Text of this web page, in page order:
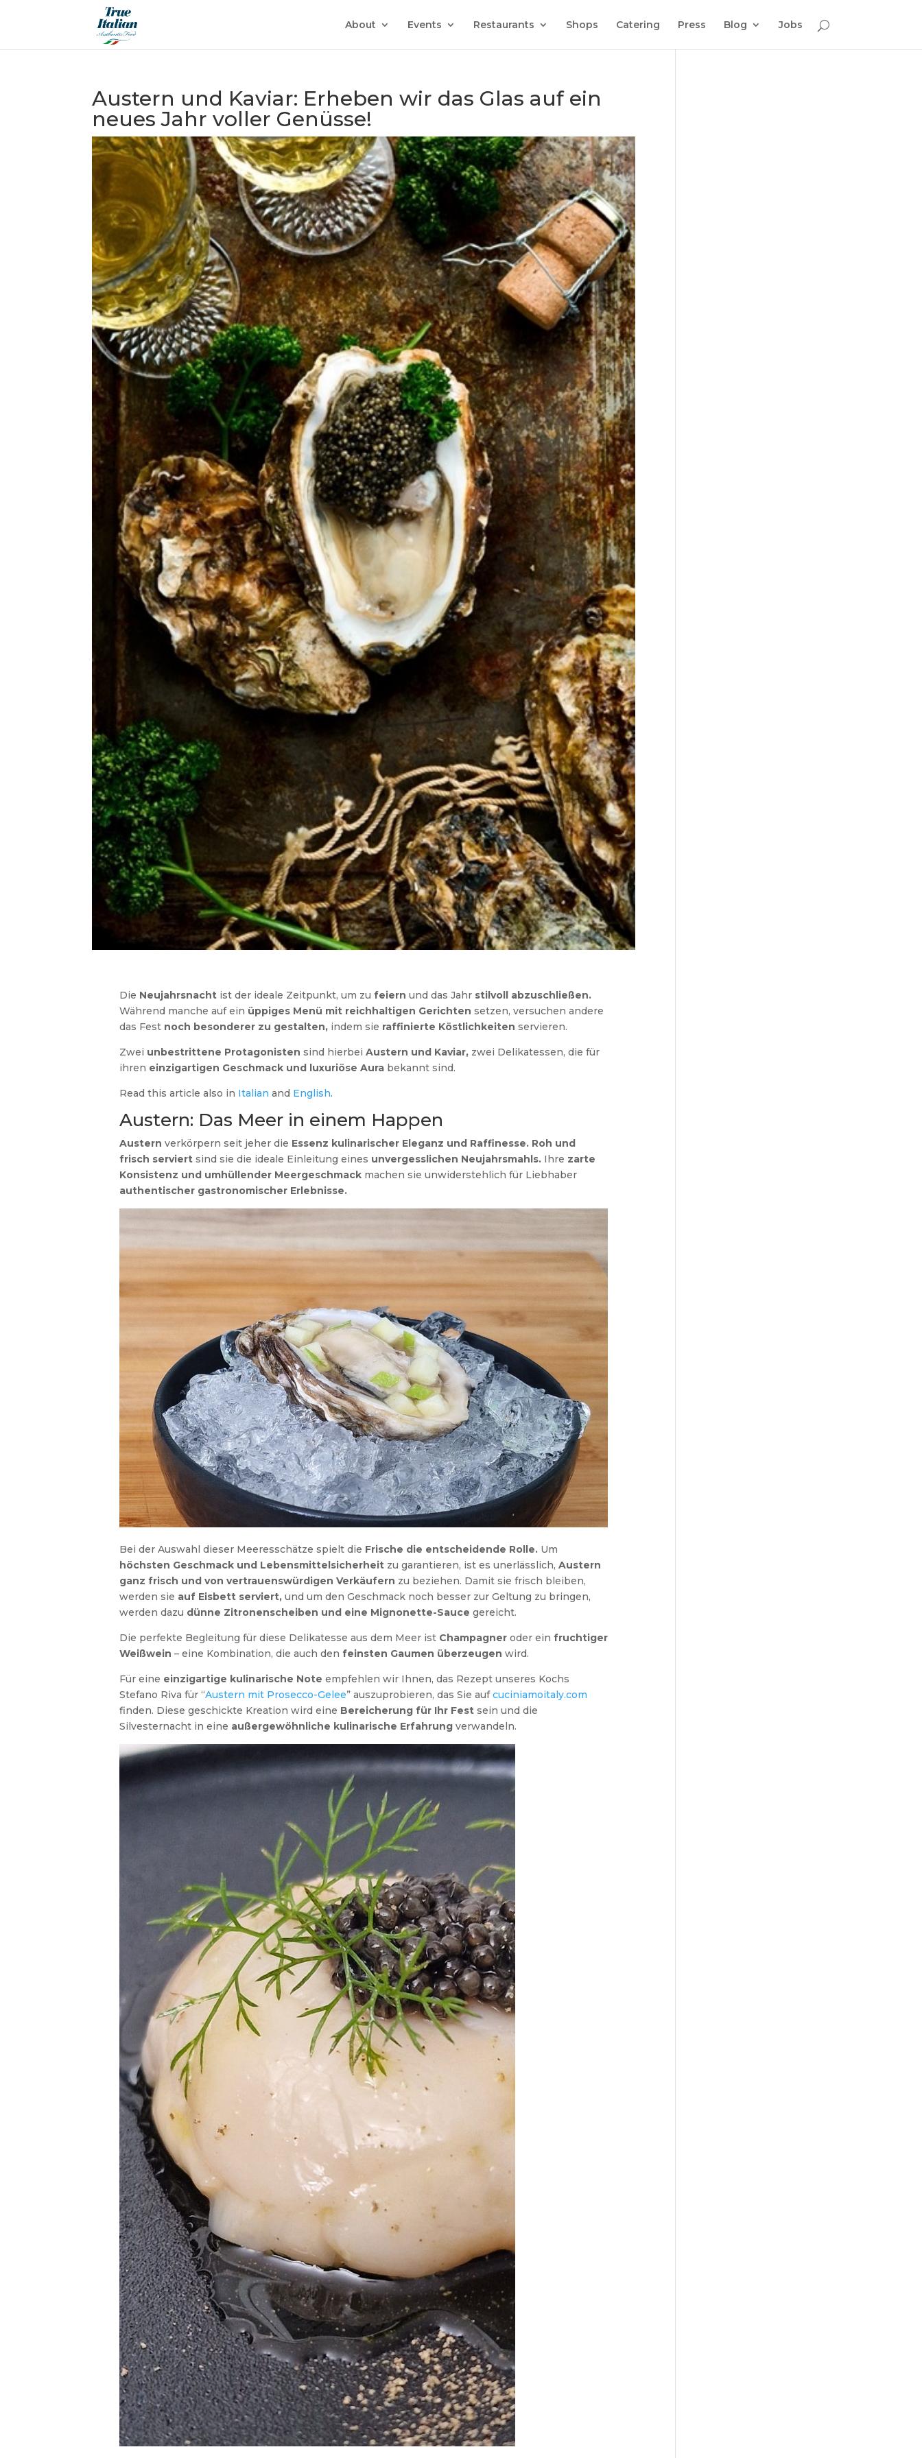
About Events Restaurants Shops Catering Press Blog Jobs
Austern und Kaviar: Erheben wir das Glas auf ein
neues Jahr voller Genüsse!
Die Neujahrsnachtist der ideale Zeitpunkt, um zu feiern und das Jahr stilvoll abzuschließen.
Während manche auf ein üppiges Menü mit reichhaltigen Gerichten setzen, versuchen andere
das Festnoch besonderer zu gestalten,indem sie raffinierte Köstlichkeiten servieren.
Zwei unbestrittene Protagonisten sind hierbei Austern und Kaviar,zwei Delikatessen, die für
ihren einzigartigen Geschmack und luxuriöse Aurabekannt sind.
Read this article also in Italian and English.
Austern: Das Meer in einem Happen
Austern verkörpern seit jeher die Essenz kulinarischer Eleganz und Raffinesse. Roh und
frisch serviertsind sie die ideale Einleitung eines unvergesslichen Neujahrsmahls.Ihre zarte
Konsistenz und umhüllender Meergeschmackmachen sie unwiderstehlich für Liebhaber
authentischer gastronomischer Erlebnisse.
Bei der Auswahl dieser Meeresschätze spielt die Frische die entscheidende Rolle.Um
höchsten Geschmack und Lebensmittelsicherheitzu garantieren, ist es unerlässlich, Austern
ganz frisch und von vertrauenswürdigen Verkäufern zu beziehen. Damit sie frisch bleiben,
werden sie auf Eisbett serviert,und um den Geschmack noch besser zur Geltung zu bringen,
werden dazu dünne Zitronenscheiben und eine Mignonette-Sauce gereicht.
Die perfekte Begleitung für diese Delikatesse aus dem Meer ist Champagneroder ein fruchtiger
Weißwein – eine Kombination, die auch den feinsten Gaumen überzeugen wird.
Für eine einzigartige kulinarische Note empfehlen wir Ihnen, das Rezept unseres Kochs
Stefano Riva für “Austern mit Prosecco-Gelee” auszuprobieren, das Sie aufcuciniamoitaly.com
finden. Diese geschickte Kreation wird eine Bereicherung für Ihr Festsein und die
Silvesternacht in eine außergewöhnliche kulinarische Erfahrungverwandeln.